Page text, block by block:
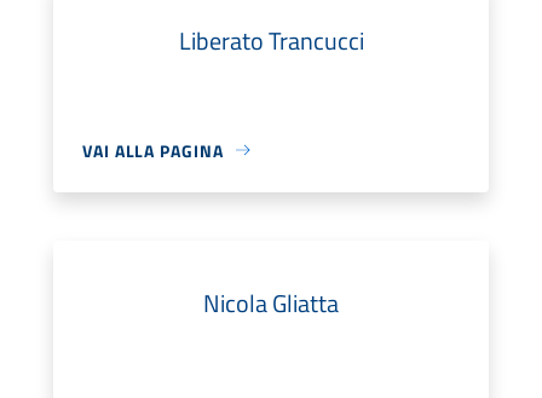
Liberato Trancucci
VAI ALLA PAGINA
Nicola Gliatta